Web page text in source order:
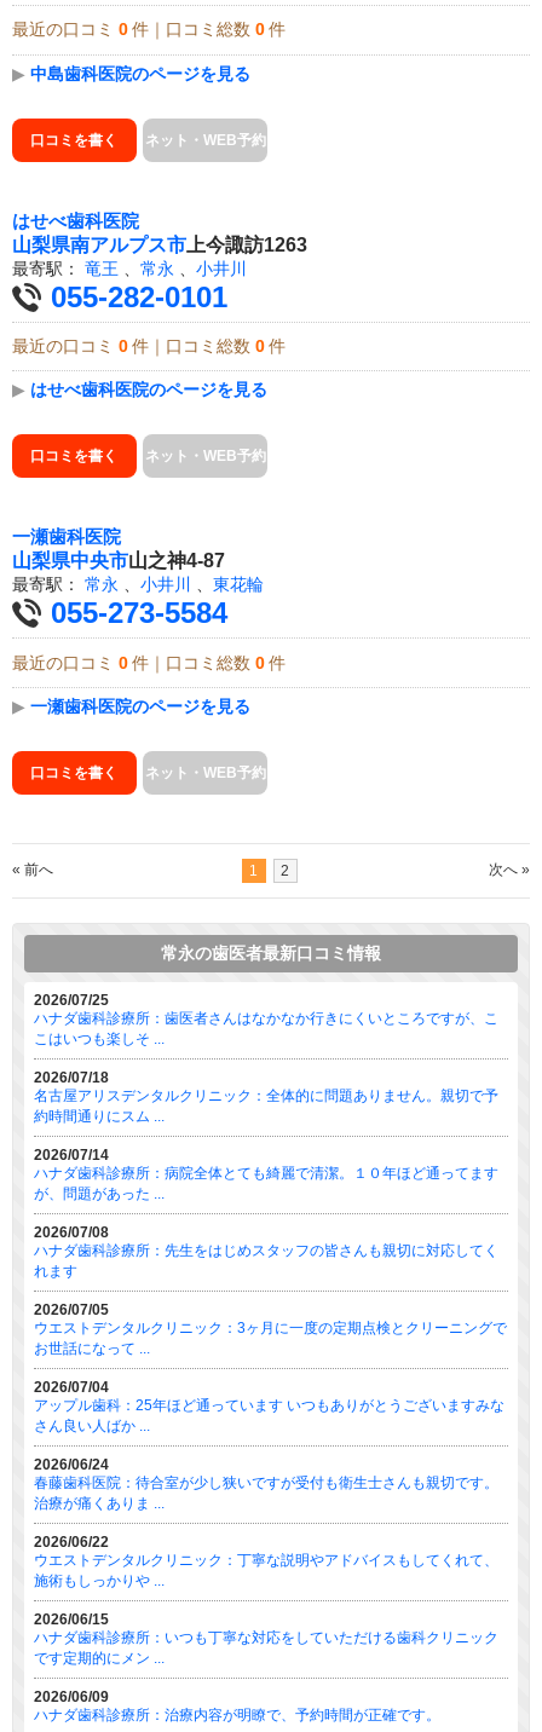
最近の口コミ 0 件｜口コミ総数 0 件
▶ 中島歯科医院のページを見る
口コミを書く ネット・WEB予約
はせべ歯科医院
山梨県南アルプス市 上今諏訪1263
最寄駅： 竜王 常永 小井川
055-282-0101
最近の口コミ 0 件｜口コミ総数 0 件
▶ はせべ歯科医院のページを見る
口コミを書く ネット・WEB予約
一瀬歯科医院
山梨県中央市山之神4-87
最寄駅： 常永 、 小井川 、 東花輪
055-273-5584
最近の口コミ 0 件｜口コミ総数 0 件
▶ 一瀬歯科医院のページを見る
口コミを書く ネット・WEB予約
« 前へ 1 2 次へ »
常永の歯医者最新口コミ情報
2026/07/25
ハナダ歯科診療所：歯医者さんはなかなか行きにくいところですが、こ
こはいつも楽しそ ...
2026/07/18
名古屋アリスデンタルクリニック：全体的に問題ありません。親切で予
約時間通りにスム ...
2026/07/14
ハナダ歯科診療所：病院全体とても綺麗で清潔。１０年ほど通ってます
が、問題があった ...
2026/07/08
ハナダ歯科診療所：先生をはじめスタッフの皆さんも親切に対応してく
れます
2026/07/05
ウエストデンタルクリニック：3ヶ月に一度の定期点検とクリーニングで
お世話になって ...
2026/07/04
アップル歯科：25年ほど通っています いつもありがとうございますみな
さん良い人ばか ...
2026/06/24
春藤歯科医院：待合室が少し狭いですが受付も衛生士さんも親切です。
治療が痛くありま ...
2026/06/22
ウエストデンタルクリニック：丁寧な説明やアドバイスもしてくれて、
施術もしっかりや ...
2026/06/15
ハナダ歯科診療所：いつも丁寧な対応をしていただける歯科クリニック
です定期的にメン ...
2026/06/09
ハナダ歯科診療所：治療内容が明瞭で、予約時間が正確です。